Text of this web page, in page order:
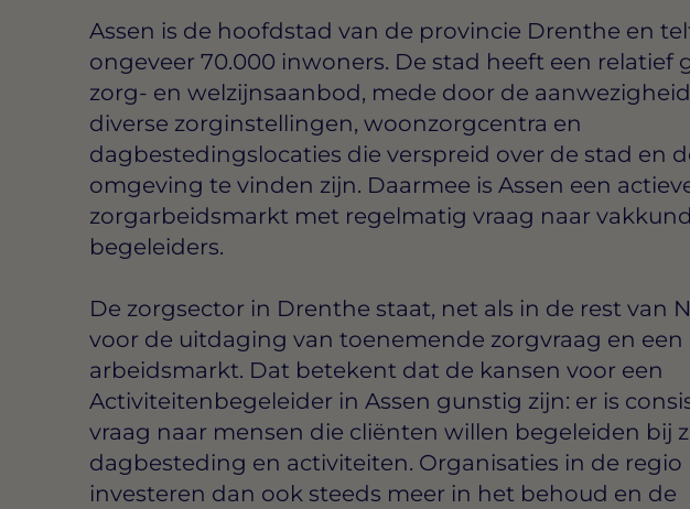
Assen is de hoofdstad van de provincie Drenthe en
ongeveer 70.000 inwoners. De stad heeft een relatief
zorg- en welzijnsaanbod, mede door de
diverse zorginstellingen, woonzorgcentra en
dagbestedingslocaties die verspreid over de stad en
omgeving te vinden zijn. Daarmee is Assen een
zorgarbeidsmarkt met regelmatig vraag naar
begeleiders.
De zorgsector in Drenthe staat, net als in de rest van
voor de uitdaging van toenemende zorgvraag en een
arbeidsmarkt. Dat betekent dat de kansen voor een
Activiteitenbegeleider in Assen gunstig zijn: er is
vraag naar mensen die cliënten willen begeleiden bij
dagbesteding en activiteiten. Organisaties in de regio
investeren dan ook steeds meer in het behoud en de